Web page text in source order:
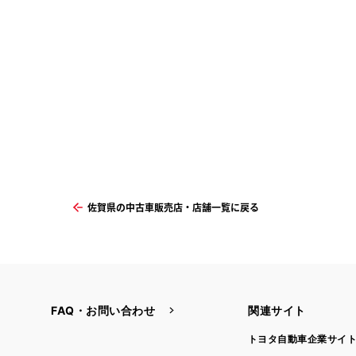
佐賀県の中古車販売店・店舗一覧に戻る
FAQ・お問い合わせ 関連サイト
トヨタ自動車企業サイ